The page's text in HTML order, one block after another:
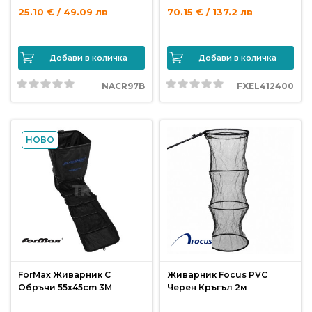
Аксесоари
Влакна
риболов
за
25.10 € / 49.09 лв
Добави в количка
NACR97B
70.15 € / 137.2 лв
Добави в количка
FXEL412400
НОВО
ForMax Живарник С
Обръчи 55x45cm 3M
Живарник Focus PVC
Черен Кръгъл 2м